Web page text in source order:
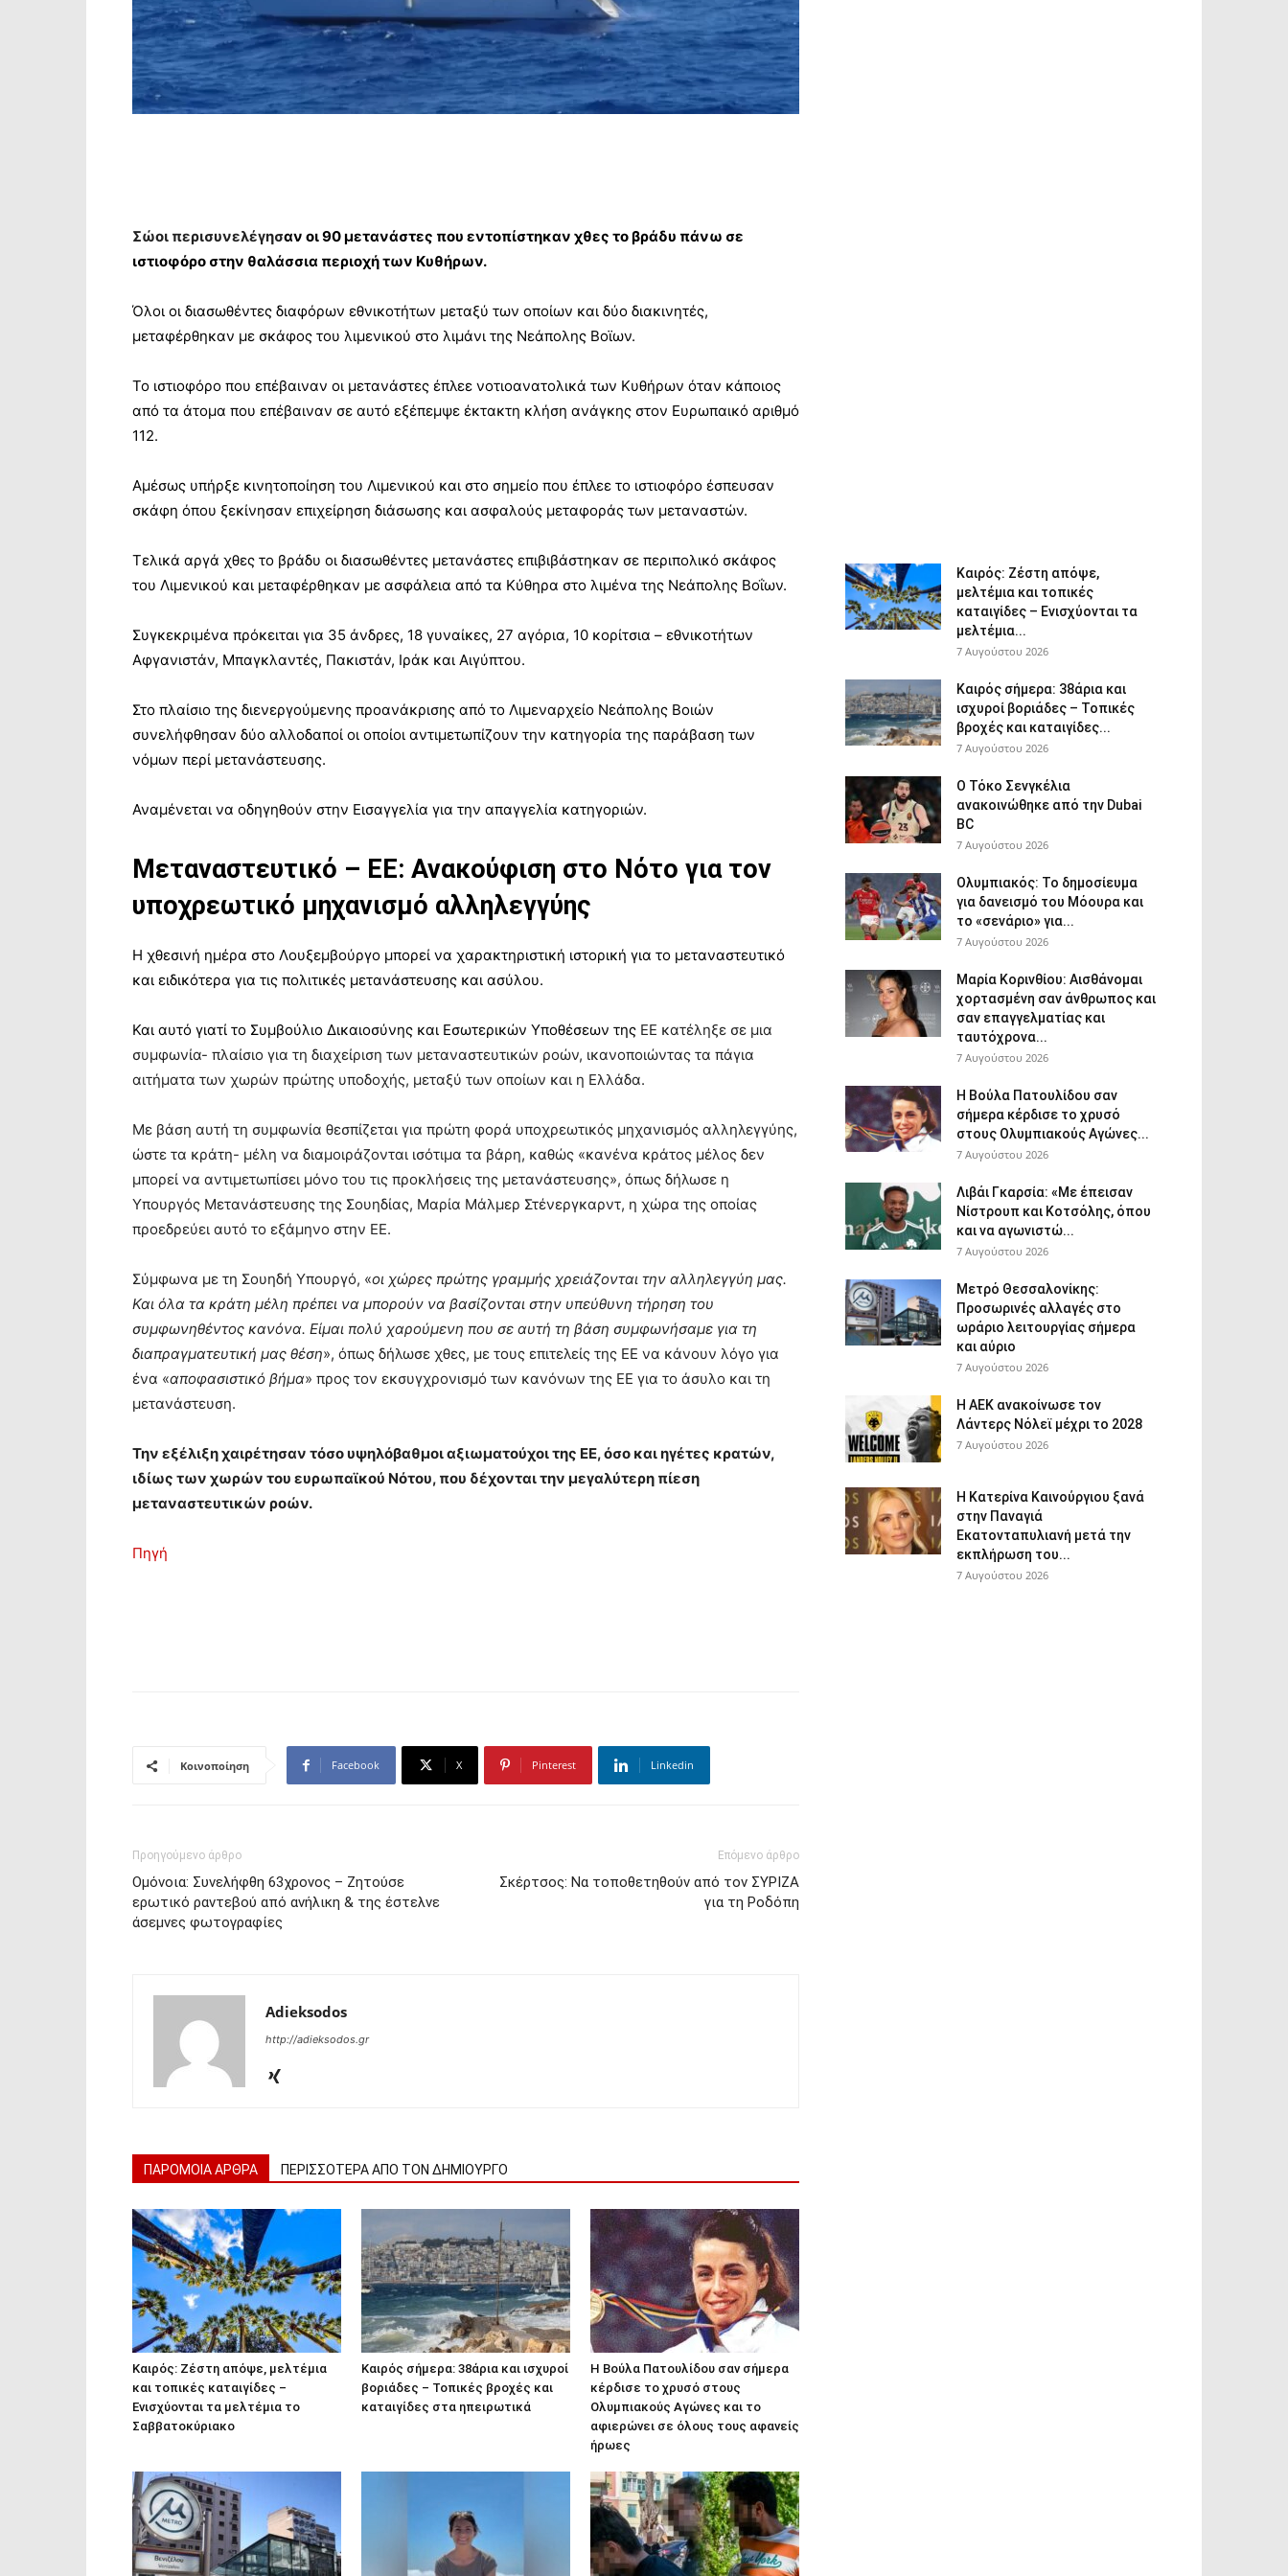
Σώοι περισυνελέγησαν οι 90μετανάστες που εντοπίστηκαν χθες το βράδυ πάνω σε
ιστιοφόρο στην θαλάσσια περιοχή των Κυθήρων.
Όλοι οι διασωθέντες διαφόρων εθνικοτήτων μεταξύ των οποίων και δύο διακινητές,
μεταφέρθηκαν με σκάφος του λιμενικού στο λιμάνι της Νεάπολης Βοϊων.
Το ιστιοφόρο που επέβαιναν οι μετανάστες έπλεε νοτιοανατολικά των Κυθήρων όταν κάποιος
από τα άτομα που επέβαιναν σε αυτό εξέπεμψε έκτακτη κλήση ανάγκης στον Ευρωπαικό αριθμό
112.
Αμέσως υπήρξε κινητοποίηση του Λιμενικού και στο σημείο που έπλεε το ιστιοφόρο έσπευσαν
σκάφη όπου ξεκίνησαν επιχείρηση διάσωσης και ασφαλούς μεταφοράς των μεταναστών.
Τελικά αργά χθες το βράδυ οι διασωθέντες μετανάστες επιβιβάστηκαν σε περιπολικό σκάφος
του Λιμενικού και μεταφέρθηκαν με ασφάλεια από τα Κύθηρα στο λιμένα της Νεάπολης Βοΐων.
Συγκεκριμένα πρόκειται για 35 άνδρες, 18 γυναίκες, 27 αγόρια, 10 κορίτσια – εθνικοτήτων
Αφγανιστάν, Μπαγκλαντές, Πακιστάν, Ιράκ και Αιγύπτου.
Στο πλαίσιο της διενεργούμενης προανάκρισης από το Λιμεναρχείο Νεάπολης Βοιών
συνελήφθησαν δύο αλλοδαποί οι οποίοι αντιμετωπίζουν την κατηγορία της παράβαση των
νόμων περί μετανάστευσης.
Αναμένεται να οδηγηθούν στην Εισαγγελία για την απαγγελία κατηγοριών.
Μεταναστευτικό – ΕΕ: Ανακούφιση στο Νότο για τον
υποχρεωτικό μηχανισμό αλληλεγγύης
Η χθεσινή ημέρα στο Λουξεμβούργο μπορεί να χαρακτηριστική ιστορική για το μεταναστευτικό
και ειδικότερα για τις πολιτικές μετανάστευσης και ασύλου.
Και αυτό γιατί το Συμβούλιο Δικαιοσύνης και Εσωτερικών Υποθέσεων της ΕΕ κατέληξε σε μια
συμφωνία- πλαίσιο για τη διαχείριση των μεταναστευτικών ροών, ικανοποιώντας τα πάγια
αιτήματα των χωρών πρώτης υποδοχής, μεταξύ των οποίων και η Ελλάδα.
Με βάση αυτή τη συμφωνία θεσπίζεται για πρώτη φορά υποχρεωτικός μηχανισμός αλληλεγγύης,
ώστε τα κράτη- μέλη να διαμοιράζονται ισότιμα τα βάρη, καθώς «κανένα κράτος μέλος δεν
μπορεί να αντιμετωπίσει μόνο του τις προκλήσεις της μετανάστευσης», όπως δήλωσε η
Υπουργός Μετανάστευσης της Σουηδίας, Μαρία Μάλμερ Στένεργκαρντ, η χώρα της οποίας
προεδρεύει αυτό το εξάμηνο στην ΕΕ.
Σύμφωνα με τη Σουηδή Υπουργό, «οι χώρες πρώτης γραμμής χρειάζονται την αλληλεγγύη μας.
Και όλα τα κράτη μέλη πρέπει να μπορούν να βασίζονται στην υπεύθυνη τήρηση του
συμφωνηθέντος κανόνα. Είμαι πολύ χαρούμενη που σε αυτή τη βάση συμφωνήσαμε για τη
διαπραγματευτική μας θέση», όπως δήλωσε χθες, με τους επιτελείς της ΕΕ να κάνουν λόγο για
ένα «αποφασιστικό βήμα» προς τον εκσυγχρονισμό των κανόνων της ΕΕ για το άσυλο και τη
μετανάστευση.
Την εξέλιξη χαιρέτησαν τόσο υψηλόβαθμοι αξιωματούχοι της ΕΕ, όσο και ηγέτες κρατών,
ιδίως των χωρών του ευρωπαϊκού Νότου, που δέχονται την μεγαλύτερη πίεση
μεταναστευτικών ροών.
Πηγή
Κοινοποίηση Facebook X Pinterest Linkedin
Προηγούμενο άρθρο
Ομόνοια: Συνελήφθη 63χρονος – Ζητούσε
ερωτικό ραντεβού από ανήλικη & της έστελνε
άσεμνες φωτογραφίες
Επόμενο άρθρο
Σκέρτσος: Να τοποθετηθούν από τον ΣΥΡΙΖΑ
για τη Ροδόπη
Adieksodos
http://adieksodos.gr
ΠΑΡΟΜΟΙΑ ΑΡΘΡΑ ΠΕΡΙΣΣΟΤΕΡΑ ΑΠΟ ΤΟΝ ΔΗΜΙΟΥΡΓΟ
Καιρός: Ζέστη απόψε, μελτέμια
και τοπικές καταιγίδες –
Ενισχύονται τα μελτέμια το
Σαββατοκύριακο
Καιρός σήμερα: 38άρια και ισχυροί
βοριάδες – Τοπικές βροχές και
καταιγίδες στα ηπειρωτικά
Η Βούλα Πατουλίδου σαν σήμερα
κέρδισε το χρυσό στους
Ολυμπιακούς Αγώνες και το
αφιερώνει σε όλους τους αφανείς
ήρωες
Καιρός: Ζέστη απόψε,
μελτέμια και τοπικές
καταιγίδες – Ενισχύονται τα
μελτέμια...
7 Αυγούστου 2026
Καιρός σήμερα: 38άρια και
ισχυροί βοριάδες – Τοπικές
βροχές και καταιγίδες...
7 Αυγούστου 2026
Ο Τόκο Σενγκέλια
ανακοινώθηκε από την Dubai
BC
7 Αυγούστου 2026
Ολυμπιακός: Το δημοσίευμα
για δανεισμό του Μόουρα και
το «σενάριο» για...
7 Αυγούστου 2026
Μαρία Κορινθίου: Αισθάνομαι
χορτασμένη σαν άνθρωπος και
σαν επαγγελματίας και
ταυτόχρονα...
7 Αυγούστου 2026
Η Βούλα Πατουλίδου σαν
σήμερα κέρδισε το χρυσό
στους Ολυμπιακούς Αγώνες...
7 Αυγούστου 2026
Λιβάι Γκαρσία: «Με έπεισαν
Νίστρουπ και Κοτσόλης, όπου
και να αγωνιστώ...
7 Αυγούστου 2026
Μετρό Θεσσαλονίκης:
Προσωρινές αλλαγές στο
ωράριο λειτουργίας σήμερα
και αύριο
7 Αυγούστου 2026
Η ΑΕΚ ανακοίνωσε τον
Λάντερς Νόλεϊ μέχρι το 2028
7 Αυγούστου 2026
Η Κατερίνα Καινούργιου ξανά
στην Παναγιά
Εκατονταπυλιανή μετά την
εκπλήρωση του...
7 Αυγούστου 2026